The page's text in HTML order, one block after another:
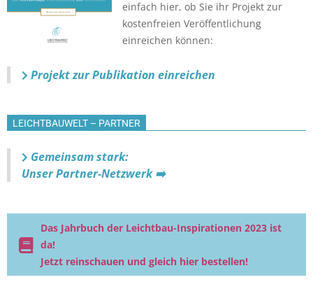
einfach hier, ob Sie ihr Projekt zur
kostenfreien Veröffentlichung
einreichen können:
Projekt zur Publikation einreichen
LEICHTBAUWELT – PARTNER
Gemeinsam stark:
Unser Partner-Netzwerk ➡️
Das Jahrbuch der Leichtbau-Inspirationen 2023 ist
da!
Jetzt reinschauen und gleich hier bestellen!